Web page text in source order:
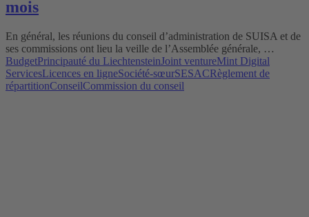
mois
En général, les réunions du conseil d’administration de SUISA et de
ses commissions ont lieu la veille de l’Assemblée générale, …
BudgetPrincipauté du LiechtensteinJoint ventureMint Digital
ServicesLicences en ligneSociété-sœurSESACRèglement de
répartitionConseilCommission du conseil